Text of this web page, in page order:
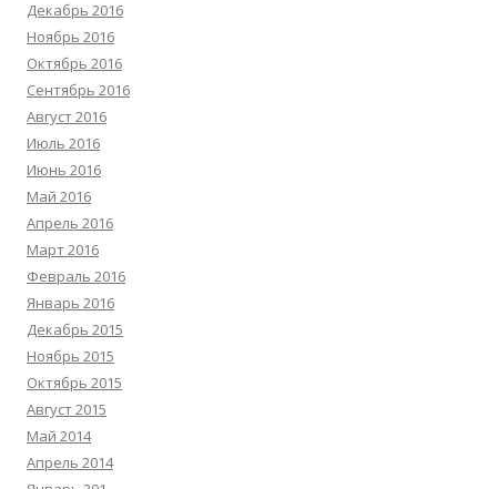
Декабрь 2016
Ноябрь 2016
Октябрь 2016
Сентябрь 2016
Август 2016
Июль 2016
Июнь 2016
Май 2016
Апрель 2016
Март 2016
Февраль 2016
Январь 2016
Декабрь 2015
Ноябрь 2015
Октябрь 2015
Август 2015
Май 2014
Апрель 2014